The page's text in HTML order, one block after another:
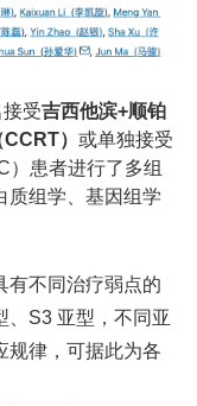
受吉西他滨+顺铂
CCRT） 或单独接受
）患者进行了多组
质组学、基因组学
有不同治疗弱点的
、S3 亚型，不同亚
规律，可据此为各